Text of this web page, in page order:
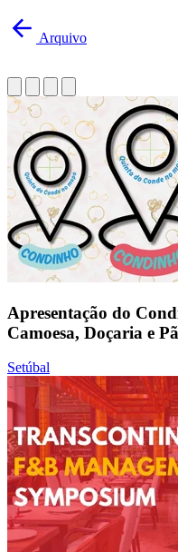
Arquivo
Apresentação do
Camoesa, Doçaria e
Setúbal